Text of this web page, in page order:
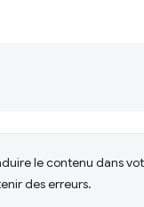
le contenu dans
des erreurs.